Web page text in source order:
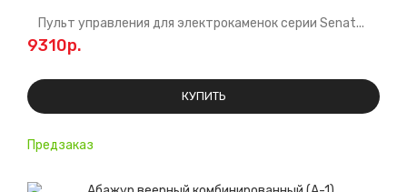
Предзаказ
Пульт управления для электрокаменок серии Senat...
9310р.
КУПИТЬ